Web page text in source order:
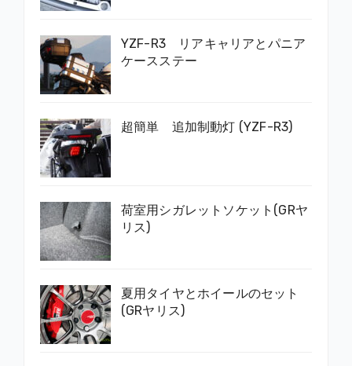
YZF-R3 リアキャリアとパニア
ケースステー
超簡単 追加制動灯 (YZF-R3)
荷室用シガレットソケット(GRヤ
リス)
夏用タイヤとホイールのセット
(GRヤリス)